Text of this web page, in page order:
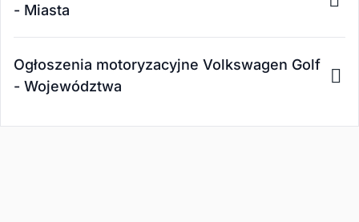
- Miasta
Ogłoszenia motoryzacyjne Volkswagen Golf
- Województwa